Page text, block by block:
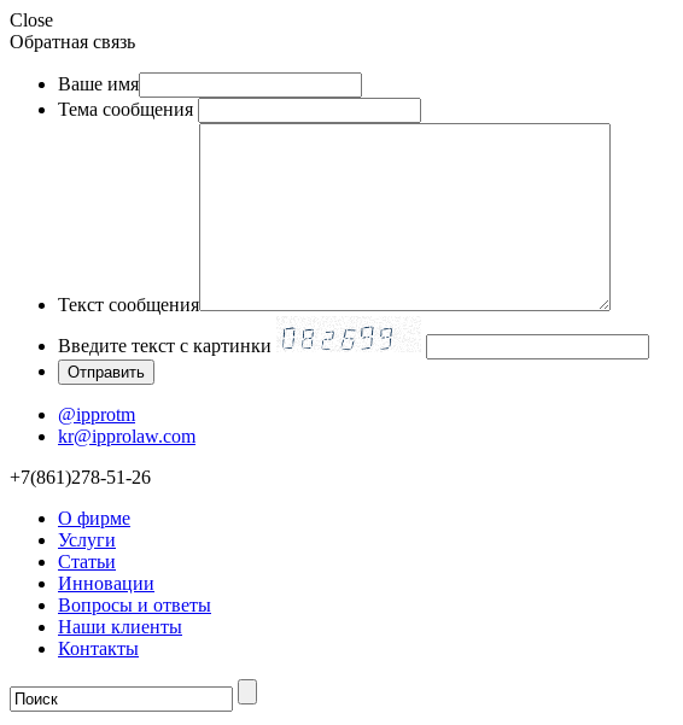
Close
Обратная связь
Ваше имя
Тема сообщения
Текст сообщения
Введите текст с картинки
@ipprotm
kr@ipprolaw.com
+7(861)278-51-26
О фирме
Услуги
Статьи
Инновации
Вопросы и ответы
Наши клиенты
Контакты